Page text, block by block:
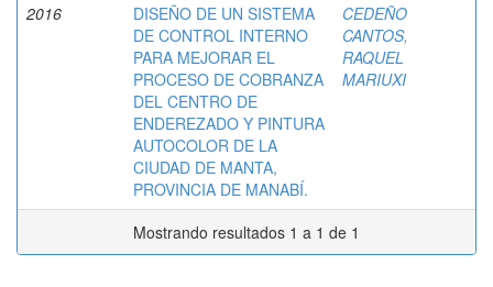
2016
DISEÑO DE UN SISTEMA
DE CONTROL INTERNO
PARA MEJORAR EL
PROCESO DE COBRANZA
DEL CENTRO DE
ENDEREZADO Y PINTURA
AUTOCOLOR DE LA
CIUDAD DE MANTA,
PROVINCIA DE MANABÍ.
CEDEÑO
CANTOS,
RAQUEL
MARIUXI
Mostrando resultados 1 a 1 de 1